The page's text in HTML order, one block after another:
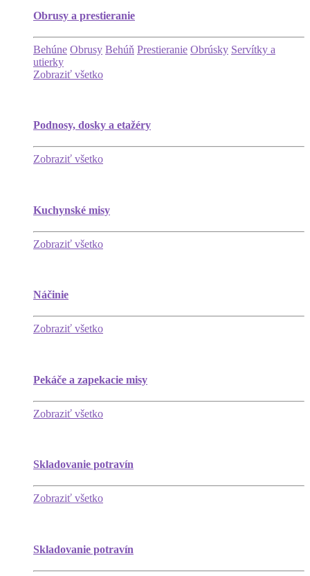
Obrusy a prestieranie
Behúne Obrusy Behúň Prestieranie Obrúsky Servítky a
utierky
Zobraziť všetko
Podnosy, dosky a etažéry
Zobraziť všetko
Kuchynské misy
Zobraziť všetko
Náčinie
Zobraziť všetko
Pekáče a zapekacie misy
Zobraziť všetko
Skladovanie potravín
Zobraziť všetko
Skladovanie potravín